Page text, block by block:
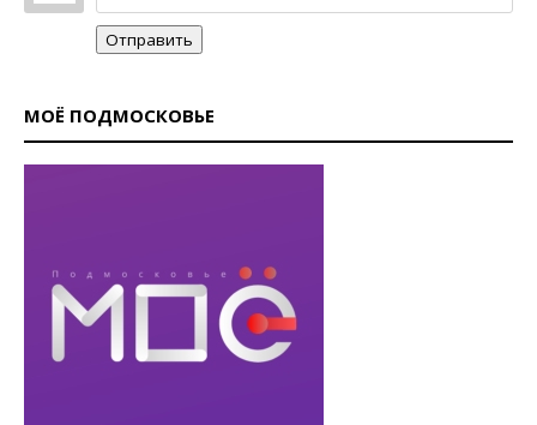
Отправить
МОЁ ПОДМОСКОВЬЕ